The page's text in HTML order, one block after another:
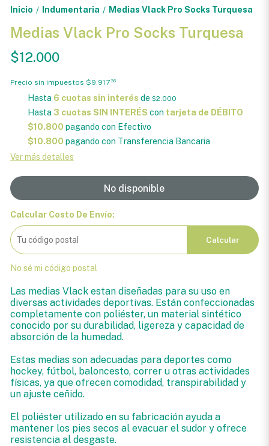
Inicio / Indumentaria / Medias Vlack Pro Socks Turquesa
Medias Vlack Pro Socks Turquesa
$12.000
Precio sin impuestos $9.917 36
Hasta 6 cuotas sin interés de $2.000
Hasta 3 cuotas SIN INTERÉS con tarjeta de DÉBITO
$10.800 pagando con Efectivo
$10.800 pagando con Transferencia Bancaria
Ver más detalles
No disponible
Calcular Costo De Envío:
Calcular
No sé mi código postal
Las medias Vlack estan diseñadas para su uso en
diversas actividades deportivas. Están confeccionadas
completamente con poliéster, un material sintético
conocido por su durabilidad, ligereza y capacidad de
absorción de la humedad.
Estas medias son adecuadas para deportes como
hockey, fútbol, baloncesto, correr u otras actividades
físicas, ya que ofrecen comodidad, transpirabilidad y
un ajuste ceñido.
El poliéster utilizado en su fabricación ayuda a
mantener los pies secos al evacuar el sudor y ofrece
resistencia al desgaste.